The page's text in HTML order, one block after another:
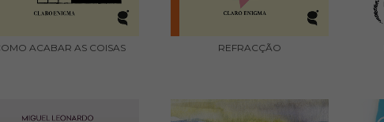
ACABAR AS COISAS REFRACÇÃO